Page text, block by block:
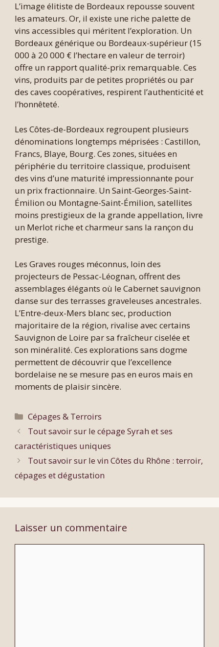
L’image élitiste de Bordeaux repousse souvent
les amateurs. Or, il existe une riche palette de
vins accessibles qui méritent l’exploration. Un
Bordeaux générique ou Bordeaux-supérieur (15
000 à 20 000 € l’hectare en valeur de terroir)
offre un rapport qualité-prix remarquable. Ces
vins, produits par de petites propriétés ou par
des caves coopératives, respirent l’authenticité et
l’honnêteté.
Les Côtes-de-Bordeaux regroupent plusieurs
dénominations longtemps méprisées : Castillon,
Francs, Blaye, Bourg. Ces zones, situées en
périphérie du territoire classique, produisent
des vins d’une maturité impressionnante pour
un prix fractionnaire. Un Saint-Georges-Saint-
Émilion ou Montagne-Saint-Émilion, satellites
moins prestigieux de la grande appellation, livre
un Merlot riche et charmeur sans la rançon du
prestige.
Les Graves rouges méconnus, loin des
projecteurs de Pessac-Léognan, offrent des
assemblages élégants où le Cabernet sauvignon
danse sur des terrasses graveleuses ancestrales.
L’Entre-deux-Mers blanc sec, production
majoritaire de la région, rivalise avec certains
Sauvignon de Loire par sa fraîcheur ciselée et
son minéralité. Ces explorations sans dogme
permettent de découvrir que l’excellence
bordelaise ne se mesure pas en euros mais en
moments de plaisir sincère.
Catégories
Cépages & Terroirs
Tout savoir sur le cépage Syrah et ses
caractéristiques uniques
Tout savoir sur le vin Côtes du Rhône : terroir,
cépages et dégustation
Laisser un commentaire